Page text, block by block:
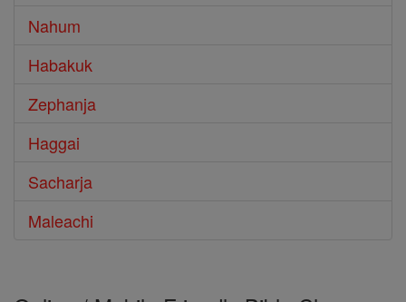
Nahum
Habakuk
Zephanja
Haggai
Sacharja
Maleachi